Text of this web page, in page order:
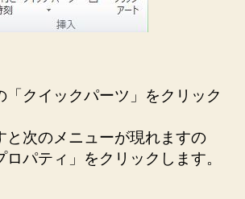
「クイックパーツ」をクリック
と次のメニューが現れますの
パティ」をクリックします。